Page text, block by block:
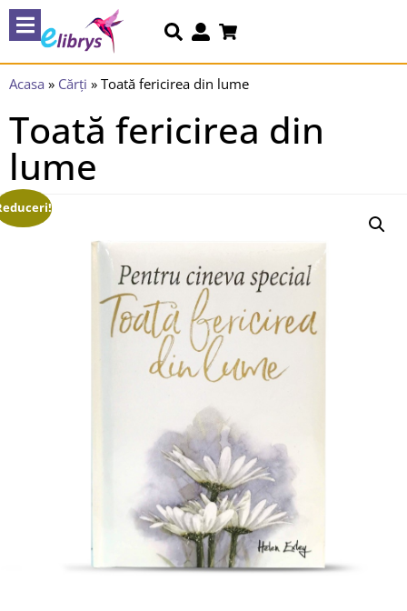
Acasa » Cărți » Toată fericirea din lume
Toată fericirea din
lume